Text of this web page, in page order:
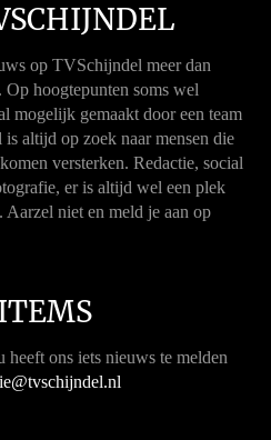
op TVSchijndel meer dan
hoogtepunten soms wel
mogelijk gemaakt door een team
altijd op zoek naar mensen die
versterken. Redactie, social
er is altijd wel een plek
niet en meld je aan op
heeft ons iets nieuws te melden